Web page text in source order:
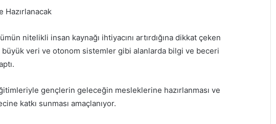
Hazırlanacak
nitelikli insan kaynağı ihtiyacını artırdığına dikkat çeken
veri ve otonom sistemler gibi alanlarda bilgi ve beceri
gençlerin geleceğin mesleklerine hazırlanması ve
katkı sunması amaçlanıyor.